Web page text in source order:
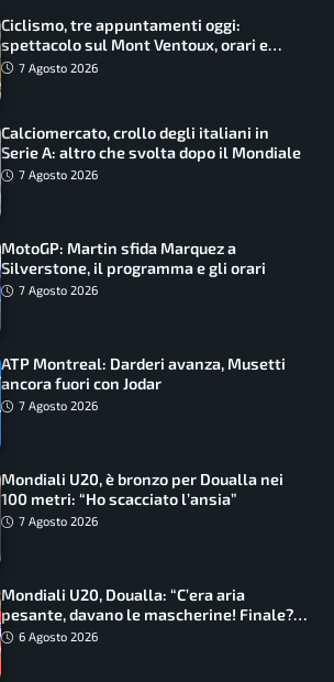
Ciclismo, tre appuntamenti oggi:
spettacolo sul Mont Ventoux, orari e
come vederli
7 Agosto 2026
Calciomercato, crollo degli italiani in
Serie A: altro che svolta dopo il Mondiale
7 Agosto 2026
MotoGP: Martin sfida Marquez a
Silverstone, il programma e gli orari
7 Agosto 2026
ATP Montreal: Darderi avanza, Musetti
ancora fuori con Jodar
7 Agosto 2026
Mondiali U20, è bronzo per Doualla nei
100 metri: “Ho scacciato l’ansia”
7 Agosto 2026
Mondiali U20, Doualla: “C’era aria
pesante, davano le mascherine! Finale?
Non ho nulla da perdere”
6 Agosto 2026